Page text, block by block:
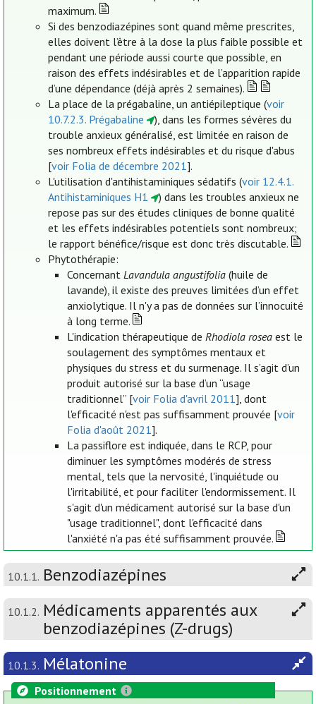
maximum.
Si des benzodiazépines sont quand même prescrites,
elles doivent l’être à la dose la plus faible possible et
pendant une période aussi courte que possible, en
raison des effets indésirables et de l’apparition rapide
d’une dépendance (déjà après 2 semaines).
La place de la prégabaline, un antiépileptique (voir
10.7.2.3. Prégabaline
), dans les formes sévères du
trouble anxieux généralisé, est limitée en raison de
ses nombreux effets indésirables et du risque d'abus
[voir Folia de décembre 2021].
L'utilisation d'antihistaminiques sédatifs (voir 12.4.1.
Antihistaminiques H1
) dans les troubles anxieux ne
repose pas sur des études cliniques de bonne qualité
et les effets indésirables potentiels sont nombreux;
le rapport bénéfice/risque est donc très discutable.
Phytothérapie:
Concernant Lavandula angustifolia(huile de
lavande), il existe des preuves limitées d’un effet
anxiolytique. Il n'y a pas de données sur l’innocuité
à long terme.
L'indication thérapeutique de Rhodiola roseaest le
soulagement des symptômes mentaux et
physiques du stress et du surmenage. Il s’agit d’un
produit autorisé sur la base d’un “usage
traditionnel” [voir Folia d'avril 2011], dont
l'efficacité n'est pas suffisamment prouvée [voir
Folia d'août 2021].
La passiflore est indiquée, dans le RCP, pour
diminuer les symptômes modérés de stress
mental, tels que la nervosité, l'inquiétude ou
l'irritabilité, et pour faciliter l'endormissement. Il
s'agit d'un médicament autorisé sur la base d'un
"usage traditionnel", dont l'efficacité dans
l'anxiété n'a pas été suffisamment prouvée.
10.1.1. Benzodiazépines
10.1.2. Médicaments apparentés aux
benzodiazépines (Z-drugs)
10.1.3. Mélatonine
Positionnement